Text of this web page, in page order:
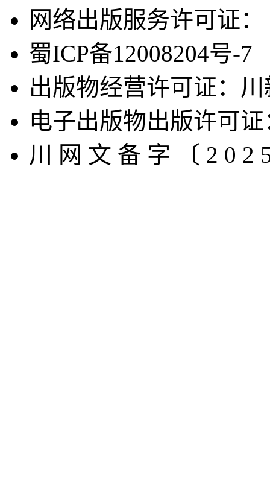
网络出版服务许可证
蜀ICP备12008204号-7
出版物经营许可证：
电子出版物出版许可
川 ⽹ ⽂ 备 字 〔 2 0 2